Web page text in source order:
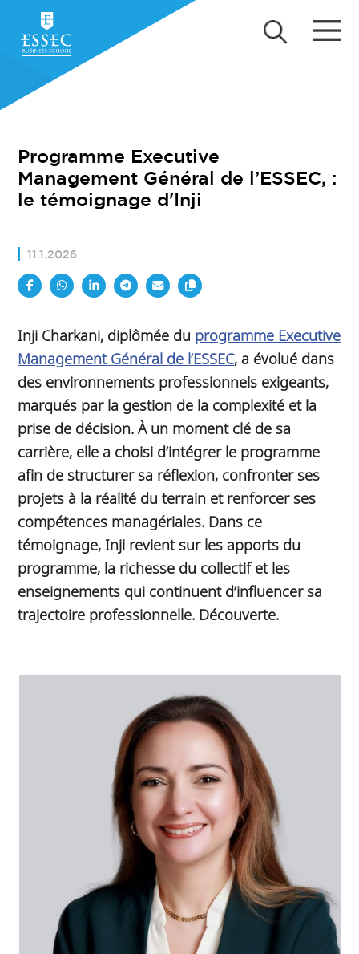
Programme Executive
Management Général de l’ESSEC, :
le témoignage d'Inji
11.1.2026
Inji Charkani, diplômée du programme Executive
Management Général de l’ESSEC, a évolué dans
des environnements professionnels exigeants,
marqués par la gestion de la complexité et la
prise de décision. À un moment clé de sa
carrière, elle a choisi d’intégrer le programme
afin de structurer sa réflexion, confronter ses
projets à la réalité du terrain et renforcer ses
compétences managériales. Dans ce
témoignage, Inji revient sur les apports du
programme, la richesse du collectif et les
enseignements qui continuent d’influencer sa
trajectoire professionnelle. Découverte.